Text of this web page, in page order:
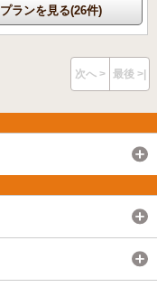
プランを見る(26件)
次へ > 最後 >|